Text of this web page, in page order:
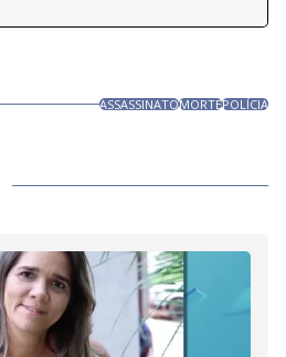
ASSASSINATOMORTEPOLÍCIA